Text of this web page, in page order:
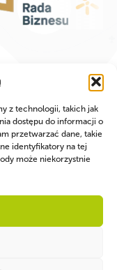
z technologii, takich jak
dostępu do informacji o
przetwarzać dane, takie
identyfikatory na tej
może niekorzystnie
MISJI